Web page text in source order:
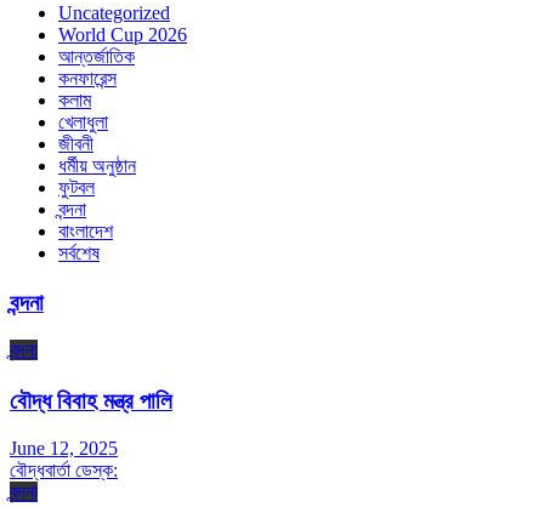
Uncategorized
World Cup 2026
আন্তর্জাতিক
কনফারেন্স
কলাম
খেলাধুলা
জীবনী
ধর্মীয় অনুষ্ঠান
ফুটবল
বন্দনা
বাংলাদেশ
সর্বশেষ
বন্দনা
বন্দনা
বৌদ্ধ বিবাহ মন্ত্র পালি
June 12, 2025
বৌদ্ধবার্তা ডেস্ক:
বন্দনা